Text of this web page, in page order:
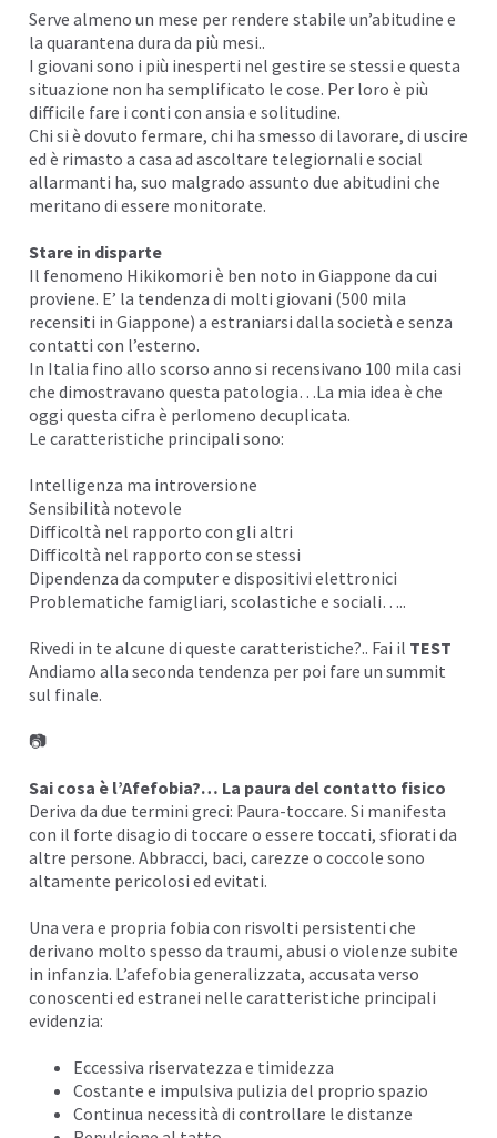
Serve almeno un mese per rendere stabile un’abitudine e
la quarantena dura da più mesi..
I giovani sono i più inesperti nel gestire se stessi e questa
situazione non ha semplificato le cose. Per loro è più
difficile fare i conti con ansia e solitudine.
Chi si è dovuto fermare, chi ha smesso di lavorare, di uscire
ed è rimasto a casa ad ascoltare telegiornali e social
allarmanti ha, suo malgrado assunto due abitudini che
meritano di essere monitorate.
Stare in disparte
Il fenomeno Hikikomori è ben noto in Giappone da cui
proviene. E’ la tendenza di molti giovani (500 mila
recensiti in Giappone) a estraniarsi dalla società e senza
contatti con l’esterno.
In Italia fino allo scorso anno si recensivano 100 mila casi
che dimostravano questa patologia…La mia idea è che
oggi questa cifra è perlomeno decuplicata.
Le caratteristiche principali sono:
Intelligenza ma introversione
Sensibilità notevole
Difficoltà nel rapporto con gli altri
Difficoltà nel rapporto con se stessi
Dipendenza da computer e dispositivi elettronici
Problematiche famigliari, scolastiche e sociali…..
Rivedi in te alcune di queste caratteristiche?.. Fai il TEST
Andiamo alla seconda tendenza per poi fare un summit
sul finale.
📷
Sai cosa è l’Afefobia?… La paura del contatto fisico
Deriva da due termini greci: Paura-toccare. Si manifesta
con il forte disagio di toccare o essere toccati, sfiorati da
altre persone. Abbracci, baci, carezze o coccole sono
altamente pericolosi ed evitati.
Una vera e propria fobia con risvolti persistenti che
derivano molto spesso da traumi, abusi o violenze subite
in infanzia. L’afefobia generalizzata, accusata verso
conoscenti ed estranei nelle caratteristiche principali
evidenzia:
Eccessiva riservatezza e timidezza
Costante e impulsiva pulizia del proprio spazio
Continua necessità di controllare le distanze